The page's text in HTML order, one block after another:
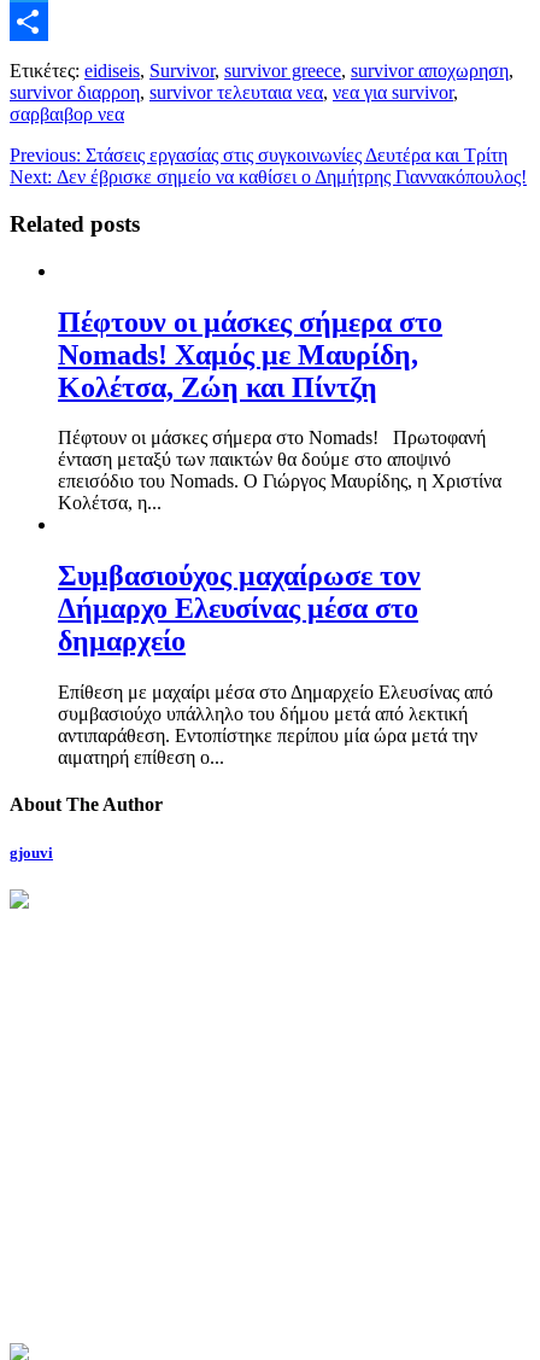
Twitter
Μοιραστείτε
Ετικέτες: eidiseis, Survivor, survivor greece, survivor αποχωρηση,
survivor διαρροη, survivor τελευταια νεα, νεα για survivor,
σαρβαιβορ νεα
Previous: Στάσεις εργασίας στις συγκοινωνίες Δευτέρα και Τρίτη
Next: Δεν έβρισκε σημείο να καθίσει ο Δημήτρης Γιαννακόπουλος!
Related posts
Πέφτουν οι μάσκες σήμερα στο
Nomads! Χαμός με Μαυρίδη,
Κολέτσα, Ζώη και Πίντζη
Πέφτουν οι μάσκες σήμερα στο Nomads! Πρωτοφανή
ένταση μεταξύ των παικτών θα δούμε στο αποψινό
επεισόδιο του Nomads. Ο Γιώργος Μαυρίδης, η Χριστίνα
Κολέτσα, η...
Συμβασιούχος μαχαίρωσε τον
Δήμαρχο Ελευσίνας μέσα στο
δημαρχείο
Επίθεση με μαχαίρι μέσα στο Δημαρχείο Ελευσίνας από
συμβασιούχο υπάλληλο του δήμου μετά από λεκτική
αντιπαράθεση. Εντοπίστηκε περίπου μία ώρα μετά την
αιματηρή επίθεση ο...
About The Author
gjouvi